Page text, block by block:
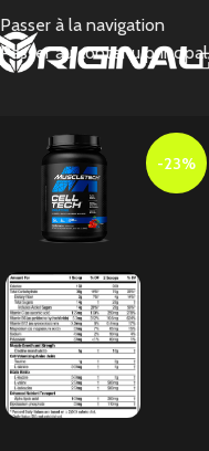
Passer à la navigation
Passer au contenu principal
-23%